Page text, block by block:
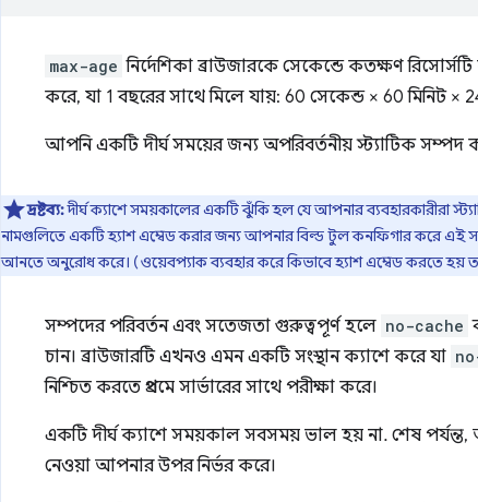
max-age নির্দেশিকা ব্রাউজারকে সেকেন্ডে কতক্ষণ
করে, যা 1 বছরের সাথে মিলে যায়: 60 সেকেন্ড × 60 মিনিট ×
আপনি একটি দীর্ঘ সময়ের জন্য অপরিবর্তনীয় স্ট্যাটিক সম্পদ
দ্রষ্টব্য:দীর্ঘ ক্যাশে সময়কালের একটি ঝুঁকি হল যে আপনার ব্যবহারকারীরা
নামগুলিতে একটি হ্যাশ এম্বেড করার জন্য আপনার বিল্ড টুল কনফিগার করে এই
আনতে অনুরোধ করে। (ওয়েবপ্যাক ব্যবহার করে কিভাবে হ্যাশ এম্বেড করতে হয়
সম্পদের পরিবর্তন এবং সতেজতা গুরুত্বপূর্ণ হলে no-cache
চান। ব্রাউজারটি এখনও এমন একটি সংস্থান ক্যাশে করে যা
নিশ্চিত করতে প্রথমে সার্ভারের সাথে পরীক্ষা করে।
একটি দীর্ঘ ক্যাশে সময়কাল সবসময় ভাল হয় না. শেষ পর্যন্ত,
নেওয়া আপনার উপর নির্ভর করে।